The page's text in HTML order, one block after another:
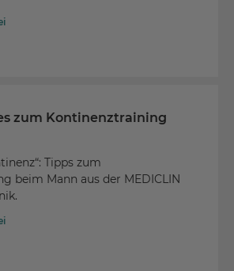
zum Kontinenztraining
Tipps zum
beim Mann aus der MEDICLIN